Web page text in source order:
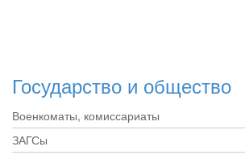
Государство и общество
Военкоматы, комиссариаты
ЗАГСы